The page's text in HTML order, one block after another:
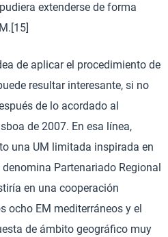
extenderse de forma
de aplicar el procedimiento de
resultar interesante, si no
de lo acordado al
de 2007. En esa línea,
una UM limitada inspirada en
denomina Partenariado Regional
en una cooperación
ocho EM mediterráneos y el
de ámbito geográfico muy